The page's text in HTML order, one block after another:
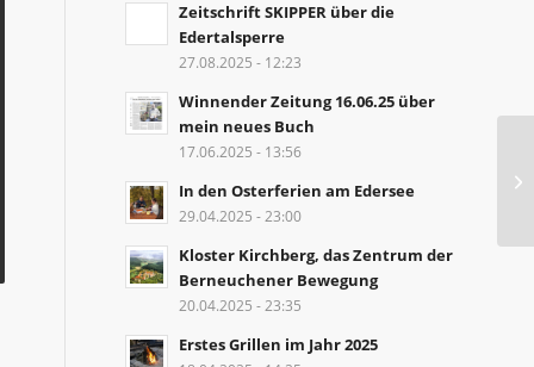
Zeitschrift SKIPPER über die
Edertalsperre
27.08.2025 - 12:23
Winnender Zeitung 16.06.25 über
mein neues Buch
17.06.2025 - 13:56
In den Osterferien am Edersee
29.04.2025 - 23:00
Kloster Kirchberg, das Zentrum der
Berneuchener Bewegung
20.04.2025 - 23:35
Erstes Grillen im Jahr 2025